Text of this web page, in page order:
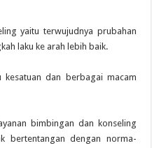
yaitu terwujudnya prubahan
laku ke arah lebih baik.
kesatuan dan berbagai macam
bimbingan dan konseling
bertentangan dengan norma-